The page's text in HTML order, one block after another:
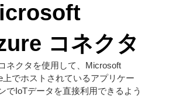
コネクタ
ネクタを使用して、Microsoft
上でホストされているアプリケー
でIoTデータを直接利用できるよう